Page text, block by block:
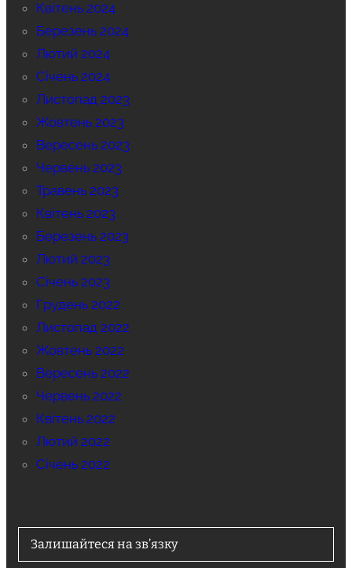
Квітень 2024
Березень 2024
Лютий 2024
Січень 2024
Листопад 2023
Жовтень 2023
Вересень 2023
Червень 2023
Травень 2023
Квітень 2023
Березень 2023
Лютий 2023
Січень 2023
Грудень 2022
Листопад 2022
Жовтень 2022
Вересень 2022
Червень 2022
Квітень 2022
Лютий 2022
Січень 2022
Залишайтеся на зв’язку